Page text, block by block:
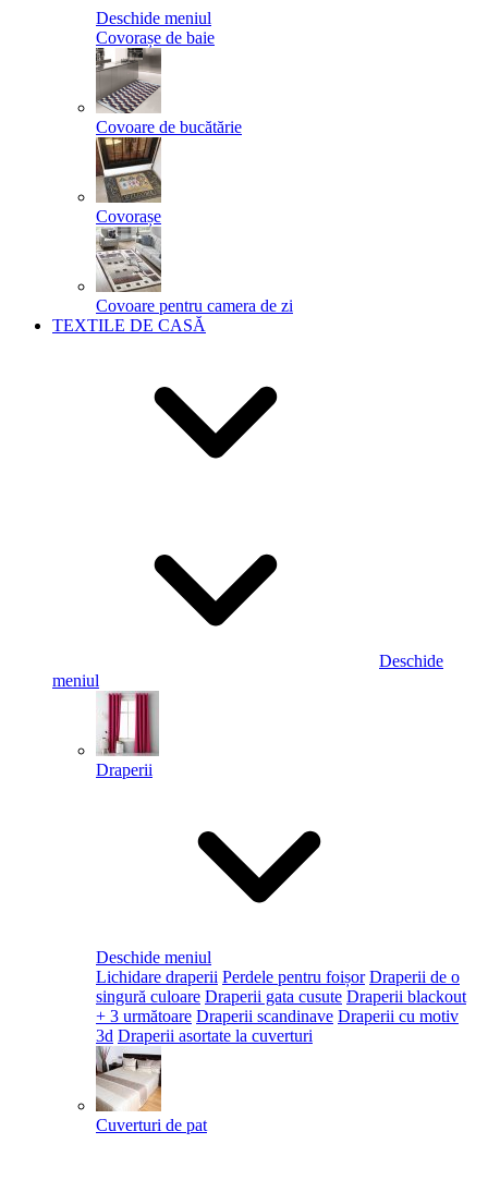
Deschide meniul
Covorașe de baie
Covoare de bucătărie
Covorașe
Covoare pentru camera de zi
TEXTILE DE CASĂ
Deschide
meniul
Draperii
Deschide meniul
Lichidare draperii Perdele pentru foișor Draperii de o
singură culoare Draperii gata cusute Draperii blackout
+ 3 următoare Draperii scandinave Draperii cu motiv
3d Draperii asortate la cuverturi
Cuverturi de pat